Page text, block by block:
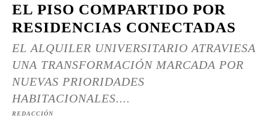
EL PISO COMPARTIDO POR
RESIDENCIAS CONECTADAS
EL ALQUILER UNIVERSITARIO ATRAVIESA
UNA TRANSFORMACIÓN MARCADA POR
NUEVAS PRIORIDADES
HABITACIONALES....
REDACCIÓN